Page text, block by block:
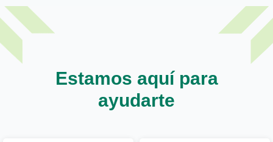
Estamos aquí para
ayudarte